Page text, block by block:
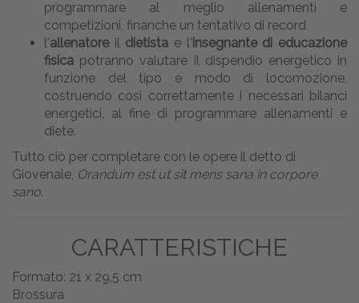
programmare al meglio allenamenti e
competizioni, finanche un tentativo di record
l'allenatoreil dietista e l' insegnante di educazione
fisica potranno valutare il dispendio energetico in
funzione del tipo e modo di locomozione,
costruendo così correttamente i necessari bilanci
energetici, al fine di programmare allenamenti e
diete.
Tutto ciò per completare con le opere il detto di
Giovenale, Orandum est ut sit mens sana in corpore
sano.
CARATTERISTICHE
Formato: 21 x 29,5 cm
Brossura